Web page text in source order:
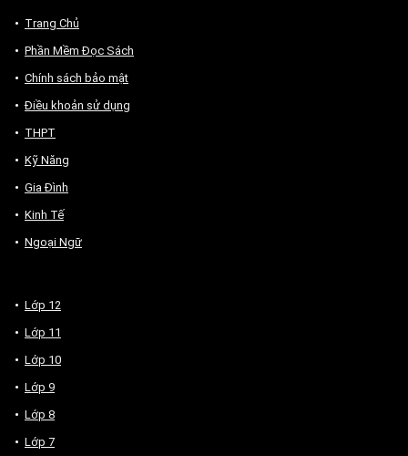
Trang Chủ
Phần Mềm Đọc Sách
Chính sách bảo mật
Điều khoản sử dụng
THPT
Kỹ Năng
Gia Đình
Kinh Tế
Ngoại Ngữ
Lớp 12
Lớp 11
Lớp 10
Lớp 9
Lớp 8
Lớp 7